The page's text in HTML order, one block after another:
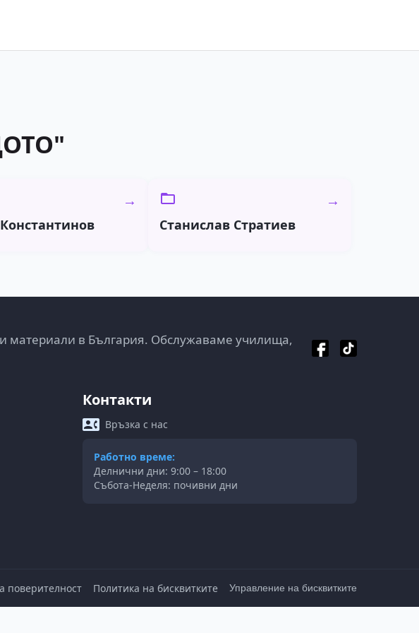
"
→
Станислав Стратиев
→
материали в България. Обслужаваме училища,
Контакти
Връзка с нас
Работно време:
Делнични дни: 9:00 – 18:00
Събота-Неделя: почивни дни
поверителност Политика на бисквитките Управление на бисквитките